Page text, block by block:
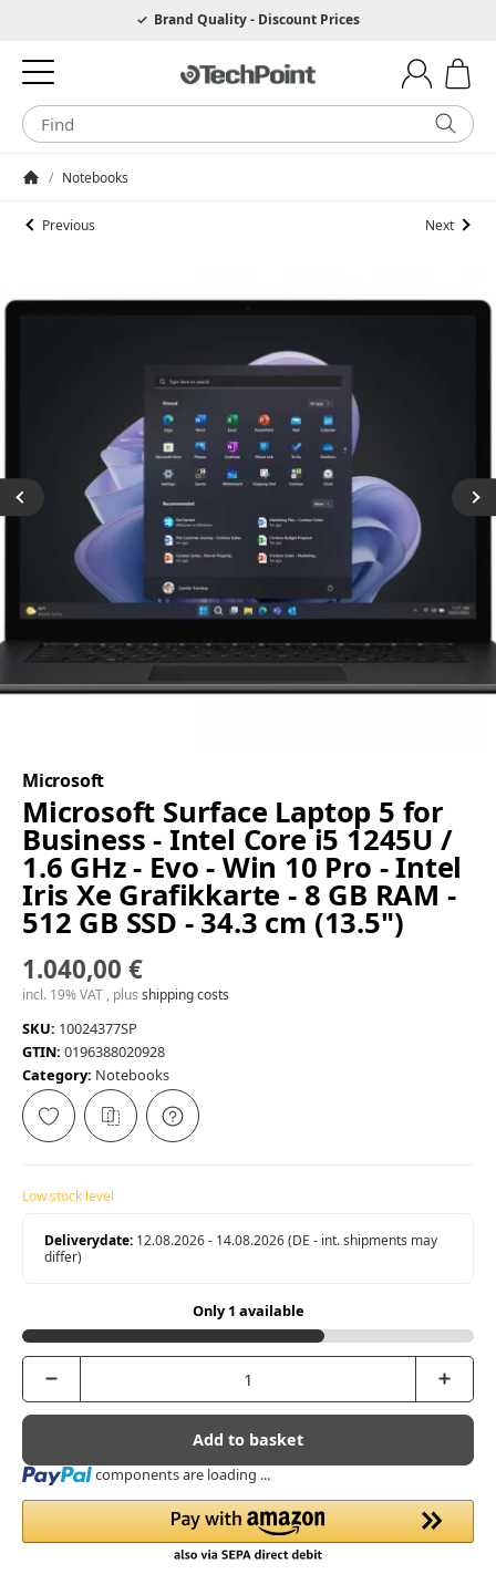
Hotline 0049 6205 3079975Brand Quality - Discount Prices
/ Notebooks
Previous Next
Microsoft
Microsoft Surface Laptop 5 for
Business - Intel Core i5 1245U /
1.6 GHz - Evo - Win 10 Pro - Intel
Iris Xe Grafikkarte - 8 GB RAM -
512 GB SSD - 34.3 cm (13.5")
1.040,00 €
incl. 19% VAT , plus shipping costs
SKU: 10024377SP
GTIN: 0196388020928
Category: Notebooks
Low stock level
Deliverydate: 12.08.2026 - 14.08.2026(DE - int. shipments may
differ)
Only 1 available
Add to basket
Loading... components are loading ...